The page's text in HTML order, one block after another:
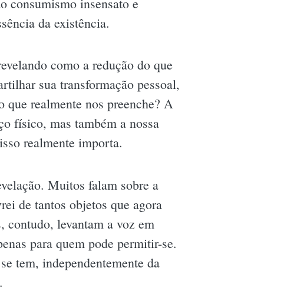
da existência.
como a redução do que
sua transformação pessoal,
que realmente nos preenche? A
físico, mas também a nossa
realmente importa.
Muitos falam sobre a
de tantos objetos que agora
contudo, levantam a voz em
para quem pode permitir-se.
tem, independentemente da